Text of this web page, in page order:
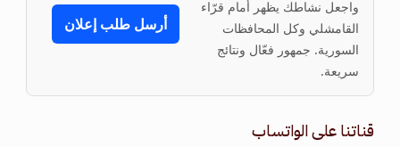
واجعل نشاطك يظهر أمام قرّاء
القامشلي وكل المحافظات
السورية. جمهور فعّال ونتائج
سريعة.
أرسل طلب إعلان
قناتنا على الواتساب